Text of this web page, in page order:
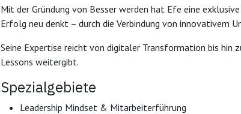
Mit der Gründung von Besser werden hat Efe eine
Erfolg neu denkt – durch die Verbindung von innovativem
Seine Expertise reicht von digitaler Transformation bis hin
Lessons weitergibt.
Spezialgebiete
Leadership Mindset & Mitarbeiterführung